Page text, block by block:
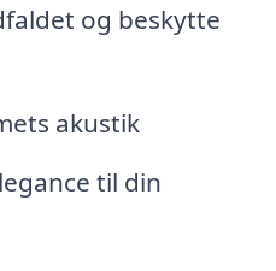
og beskytte
akustik
til din